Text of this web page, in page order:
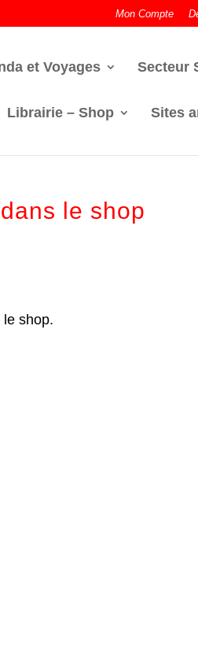
Mon Compte
et Voyages Secteur
Librairie – Shop Sites
le shop
shop.